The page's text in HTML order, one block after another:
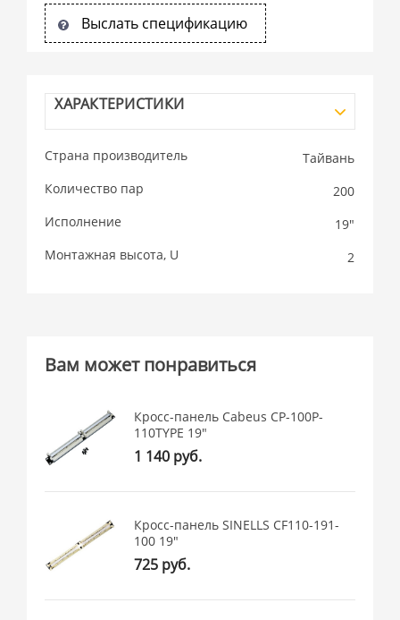
Выслать спецификацию
ХАРАКТЕРИСТИКИ
Страна производитель
Тайвань
Количество пар
200
Исполнение
19"
Монтажная высота, U
2
Вам может понравиться
Кросс-панель Cabeus CP-100P-
110TYPE 19"
1 140 руб.
Кросс-панель SINELLS CF110-191-
100 19"
725 руб.